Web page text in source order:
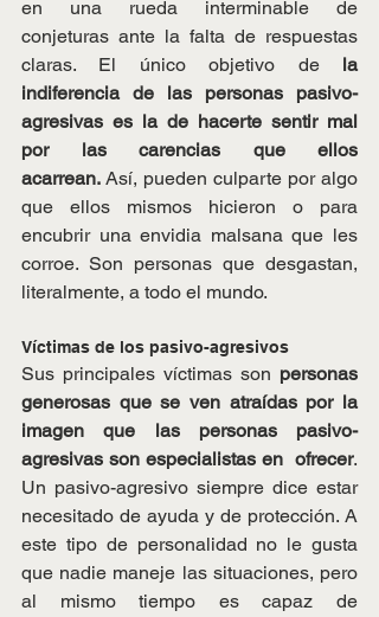
en una rueda interminable de
conjeturas ante la falta de respuestas
claras. El único objetivo de la
indiferencia de las personas pasivo-
agresivas es la de hacerte sentir mal
por las carencias que ellos
acarrean. Así, pueden culparte por algo
que ellos mismos hicieron o para
encubrir una envidia malsana que les
corroe. Son personas que desgastan,
literalmente, a todo el mundo.
Víctimas de los pasivo-agresivos
Sus principales víctimas son personas
generosas que se ven atraídas por la
imagen que las personas pasivo-
agresivas son especialistas en  ofrecer.
Un pasivo-agresivo siempre dice estar
necesitado de ayuda y de protección. A
este tipo de personalidad no le gusta
que nadie maneje las situaciones, pero
al mismo tiempo es capaz de